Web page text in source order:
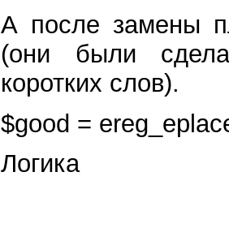
А после замены
(они были
коротких слов).
$good =
Логика